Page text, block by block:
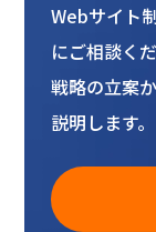
Webサイト
にご相談くだ
戦略の立案
説明します。